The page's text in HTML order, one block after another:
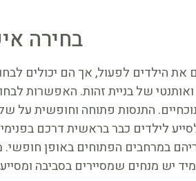
בחירה
את הילדים לפעול, אך הם יכולים
של בניית זהות. האפשרות
הנוכחיים. התנסות פתוחה וחופשית
לילדים כבר בראשית דרכם
במרחבים הפתוחים באופן חופשי.
יש מנחים שמסיירים בסביבה